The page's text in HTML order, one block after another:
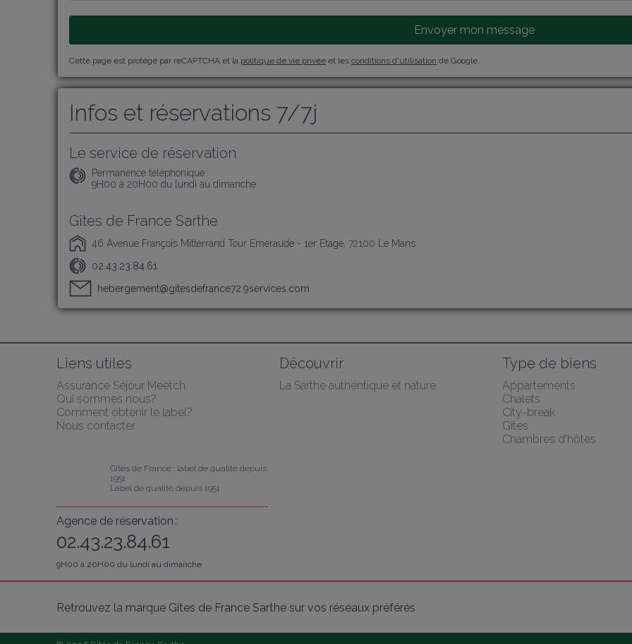
Envoyer mon message
Cette page est protégé par reCAPTCHA et la politique de vie privée et les conditions d'utilisation de Google.
Infos et réservations 7/7j
Le service de réservation
Permanence téléphonique :
9H00 à 20H00 du lundi au dimanche
Gîtes de France Sarthe
46 Avenue François Mitterrand Tour Emeraude - 1er Etage, 72100 Le Mans
02.43.23.84.61
hebergement@gitesdefrance72.9services.com
Liens utiles
Assurance Séjour Meetch
Qui sommes nous?
Comment obtenir le label?
Nous contacter
Découvrir
La Sarthe authentique et nature
Type de biens
Appartements
Chalets
City-break
Gîtes
Chambres d'hôtes
Gîtes de France : label de qualité depuis
1951
Label de qualité depuis 1951
Agence de réservation :
02.43.23.84.61
9H00 à 20H00 du lundi au dimanche
Retrouvez la marque Gîtes de France Sarthe sur vos réseaux préférés